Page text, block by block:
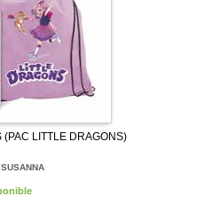
(PAC LITTLE DRAGONS)